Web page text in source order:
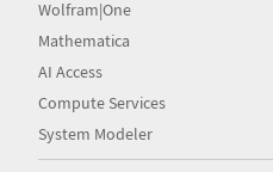
Wolfram|One
Mathematica
AI Access
Compute Services
System Modeler